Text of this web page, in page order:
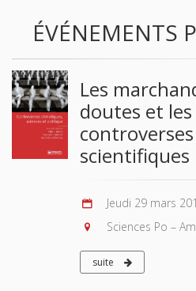
ÉVÉNEMENTS
Les
doutes et les
controverses
scientifiques
Jeudi 29 mars
Sciences Po –
suite